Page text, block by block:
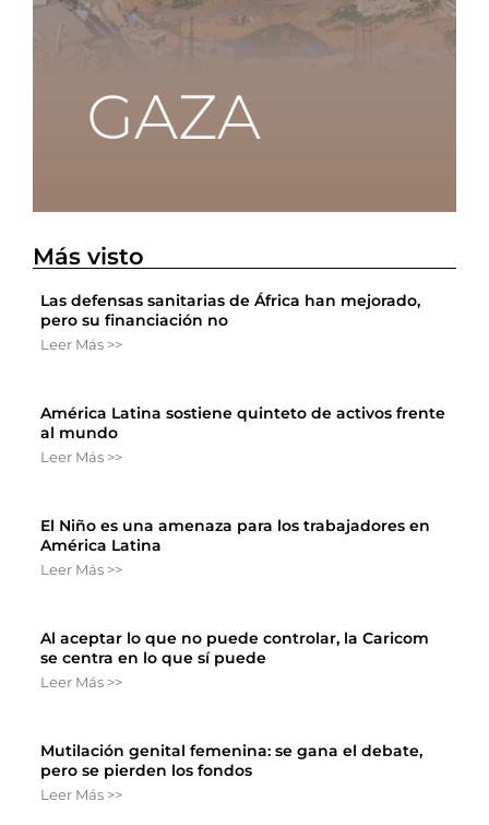
Más visto
Las defensas sanitarias de África han mejorado,
pero su financiación no
Leer Más >>
América Latina sostiene quinteto de activos frente
al mundo
Leer Más >>
El Niño es una amenaza para los trabajadores en
América Latina
Leer Más >>
Al aceptar lo que no puede controlar, la Caricom
se centra en lo que sí puede
Leer Más >>
Mutilación genital femenina: se gana el debate,
pero se pierden los fondos
Leer Más >>